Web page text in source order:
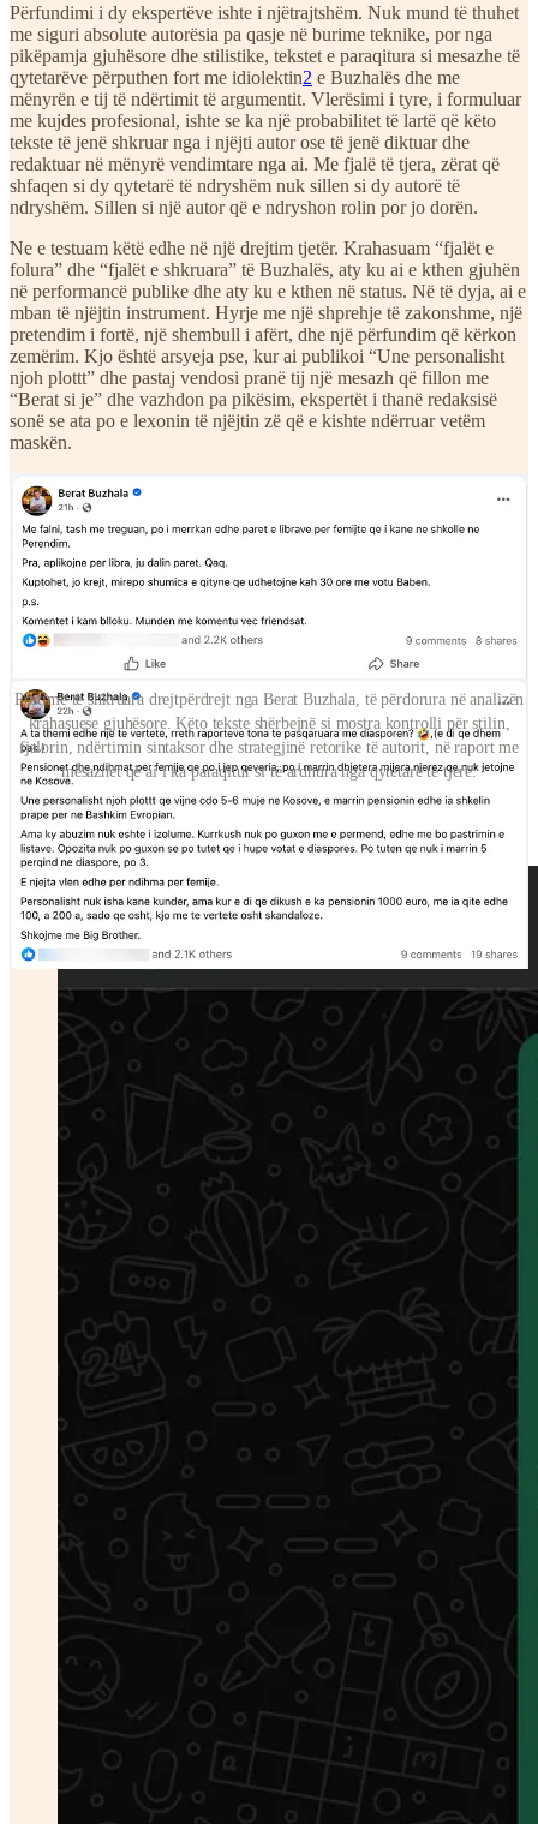
Përfundimi i dy ekspertëve ishte i njëtrajtshëm. Nuk mund të thuhet
me siguri absolute autorësia pa qasje në burime teknike, por nga
pikëpamja gjuhësore dhe stilistike, tekstet e paraqitura si mesazhe të
qytetarëve përputhen fort me idiolektin2 e Buzhalës dhe me
mënyrën e tij të ndërtimit të argumentit. Vlerësimi i tyre, i formuluar
me kujdes profesional, ishte se ka një probabilitet të lartë që këto
tekste të jenë shkruar nga i njëjti autor ose të jenë diktuar dhe
redaktuar në mënyrë vendimtare nga ai. Me fjalë të tjera, zërat që
shfaqen si dy qytetarë të ndryshëm nuk sillen si dy autorë të
ndryshëm. Sillen si një autor që e ndryshon rolin por jo dorën.
Ne e testuam këtë edhe në një drejtim tjetër. Krahasuam “fjalët e
folura” dhe “fjalët e shkruara” të Buzhalës, aty ku ai e kthen gjuhën
në performancë publike dhe aty ku e kthen në status. Në të dyja, ai e
mban të njëjtin instrument. Hyrje me një shprehje të zakonshme, një
pretendim i fortë, një shembull i afërt, dhe një përfundim që kërkon
zemërim. Kjo është arsyeja pse, kur ai publikoi “Une personalisht
njoh plottt” dhe pastaj vendosi pranë tij një mesazh që fillon me
“Berat si je” dhe vazhdon pa pikësim, ekspertët i thanë redaksisë
sonë se ata po e lexonin të njëjtin zë që e kishte ndërruar vetëm
maskën.
Postime të shkruara drejtpërdrejt nga Berat Buzhala, të përdorura në analizën
krahasuese gjuhësore. Këto tekste shërbejnë si mostra kontrolli për stilin,
fjalorin, ndërtimin sintaksor dhe strategjinë retorike të autorit, në raport me
mesazhet që ai i ka paraqitur si të ardhura nga qytetarë të tjerë.
Pas konfirmimit të analizës sonë me ekspertë në Londër
dhe në Kosovë, i dërguam këto pyetje z. Buzhala.